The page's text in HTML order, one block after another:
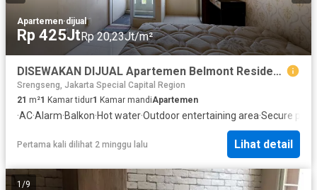
Apartemen·dijual
Rp 425JtRp 20,23Jt/m²
DISEWAKAN DIJUAL Apartemen Belmont Residence Studio Full Furnished Jakarta Barat
Srengseng, Jakarta Special Capital Region
21 m²1 Kamar tidur1 Kamar mandiApartemen
·AC·Alarm·Balkon·Hot water·Outdoor entertaining area·Secure
Pertama kali dilihat 2 minggu lalu Lihat detail
1 /9